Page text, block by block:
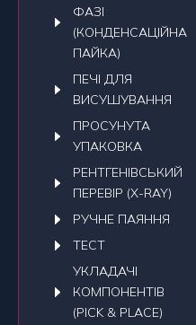
ФАЗІ
(КОНДЕНСАЦІЙНА
ПАЙКА)
ПЕЧI ДЛЯ
ВИСУШУВАННЯ
ПРОСУНУТА
УПАКОВКА
РЕНТГЕНІВСЬКИЙ
ПЕРЕВІР (X-RAY)
РУЧНЕ ПАЯННЯ
ТЕСТ
УКЛАДАЧI
КОМПОНЕНТІВ
(PICK & PLACE)